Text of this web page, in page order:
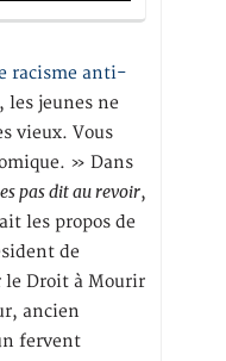
racisme anti-
les jeunes ne
vieux. Vous
» Dans
pas dit au revoir,
les propos de
de
le Droit à Mourir
ancien
fervent